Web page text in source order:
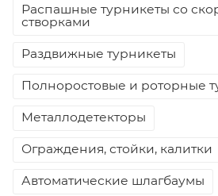
Распашные турникеты со
створками
Раздвижные турникеты
Полноростовые и роторные
Металлодетекторы
Ограждения, стойки, калитки
Автоматические шлагбаумы